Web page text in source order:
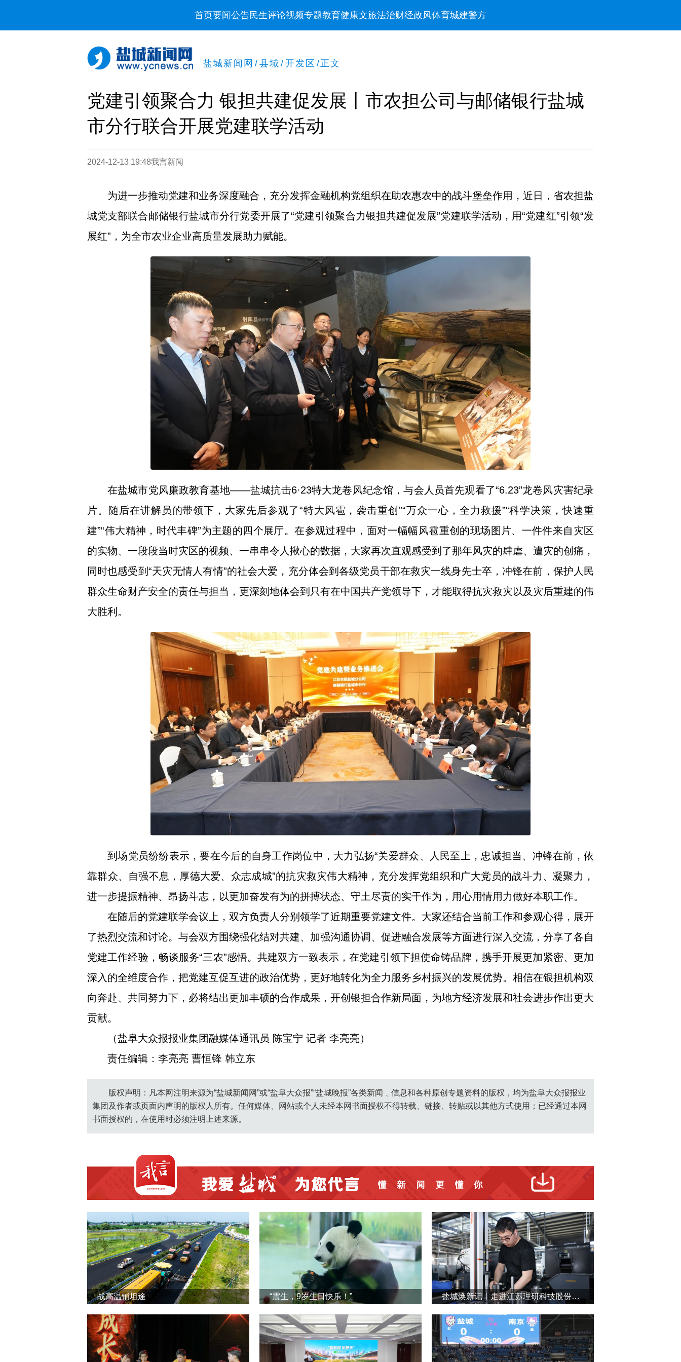
首页要闻公告民生评论视频专题教育健康文旅法治财经政风体育城建警方
盐城新闻网 / 县域 / 开发区 /正文
党建引领聚合力 银担共建促发展丨市农担公司与邮储银行盐城
市分行联合开展党建联学活动
2024-12-13 19:48我言新闻
为进一步推动党建和业务深度融合，充分发挥金融机构党组织在助农惠农中的战斗堡垒作用，近日，省农担盐
城党支部联合邮储银行盐城市分行党委开展了“党建引领聚合力银担共建促发展”党建联学活动，用“党建红”引领“发
展红”，为全市农业企业高质量发展助力赋能。
在盐城市党风廉政教育基地——盐城抗击6·23特大龙卷风纪念馆，与会人员首先观看了“6.23”龙卷风灾害纪录
片。随后在讲解员的带领下，大家先后参观了“特大风雹，袭击重创”“万众一心，全力救援”“科学决策，快速重
建”“伟大精神，时代丰碑”为主题的四个展厅。在参观过程中，面对一幅幅风雹重创的现场图片、一件件来自灾区
的实物、一段段当时灾区的视频、一串串令人揪心的数据，大家再次直观感受到了那年风灾的肆虐、遭灾的创痛，
同时也感受到“天灾无情人有情”的社会大爱，充分体会到各级党员干部在救灾一线身先士卒，冲锋在前，保护人民
群众生命财产安全的责任与担当，更深刻地体会到只有在中国共产党领导下，才能取得抗灾救灾以及灾后重建的伟
大胜利。
到场党员纷纷表示，要在今后的自身工作岗位中，大力弘扬“关爱群众、人民至上，忠诚担当、冲锋在前，依
靠群众、自强不息，厚德大爱、众志成城”的抗灾救灾伟大精神，充分发挥党组织和广大党员的战斗力、凝聚力，
进一步提振精神、昂扬斗志，以更加奋发有为的拼搏状态、守土尽责的实干作为，用心用情用力做好本职工作。
在随后的党建联学会议上，双方负责人分别领学了近期重要党建文件。大家还结合当前工作和参观心得，展开
了热烈交流和讨论。与会双方围绕强化结对共建、加强沟通协调、促进融合发展等方面进行深入交流，分享了各自
党建工作经验，畅谈服务“三农”感悟。共建双方一致表示，在党建引领下担使命铸品牌，携手开展更加紧密、更加
深入的全维度合作，把党建互促互进的政治优势，更好地转化为全力服务乡村振兴的发展优势。相信在银担机构双
向奔赴、共同努力下，必将结出更加丰硕的合作成果，开创银担合作新局面，为地方经济发展和社会进步作出更大
贡献。
（盐阜大众报报业集团融媒体通讯员 陈宝宁 记者 李亮亮）
责任编辑：李亮亮 曹恒锋 韩立东
版权声明：凡本网注明来源为“盐城新闻网”或“盐阜大众报”“盐城晚报”各类新闻﹑信息和各种原创专题资料的版权，均为盐阜大众报报业
集团及作者或页面内声明的版权人所有。任何媒体、网站或个人未经本网书面授权不得转载、链接、转贴或以其他方式使用；已经通过本网
书面授权的，在使用时必须注明上述来源。
战高温铺坦途 “震生，9岁生日快乐！” 盐城焕新记丨走进江苏理研科技股份有限公司